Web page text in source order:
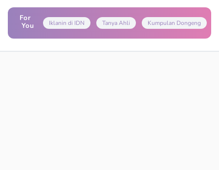
For
You
Iklanin di IDN Tanya Ahli Kumpulan Dongeng